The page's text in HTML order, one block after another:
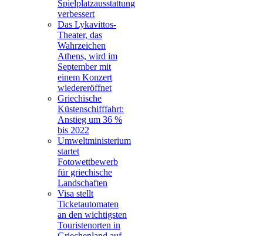
Spielplatzausstattung
verbessert
Das Lykavittos-
Theater, das
Wahrzeichen
Athens, wird im
September mit
einem Konzert
wiedereröffnet
Griechische
Küstenschifffahrt:
Anstieg um 36 %
bis 2022
Umweltministerium
startet
Fotowettbewerb
für griechische
Landschaften
Visa stellt
Ticketautomaten
an den wichtigsten
Touristenorten in